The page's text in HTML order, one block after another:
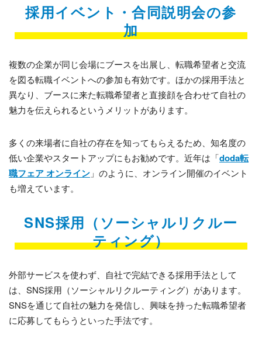
採用イベント・合同説明会の参
加
複数の企業が同じ会場にブースを出展し、転職希望者と交流
を図る転職イベントへの参加も有効です。ほかの採用手法と
異なり、ブースに来た転職希望者と直接顔を合わせて自社の
魅力を伝えられるというメリットがあります。
多くの来場者に自社の存在を知ってもらえるため、知名度の
低い企業やスタートアップにもお勧めです。近年は「doda転
職フェア オンライン 」のように、オンライン開催のイベント
も増えています。
SNS採用（ソーシャルリクルー
ティング）
外部サービスを使わず、自社で完結できる採用手法として
は、SNS採用（ソーシャルリクルーティング）があります。
SNSを通じて自社の魅力を発信し、興味を持った転職希望者
に応募してもらうといった手法です。